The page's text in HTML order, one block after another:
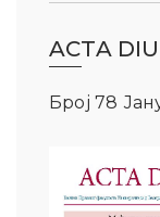
ACTA
Број 78